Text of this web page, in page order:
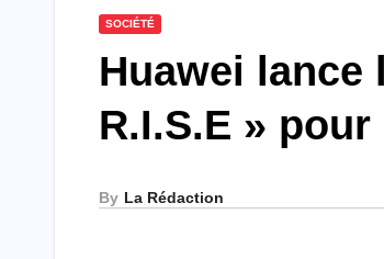
SOCIÉTÉ
Huawei lance
R.I.S.E »
By La Rédaction